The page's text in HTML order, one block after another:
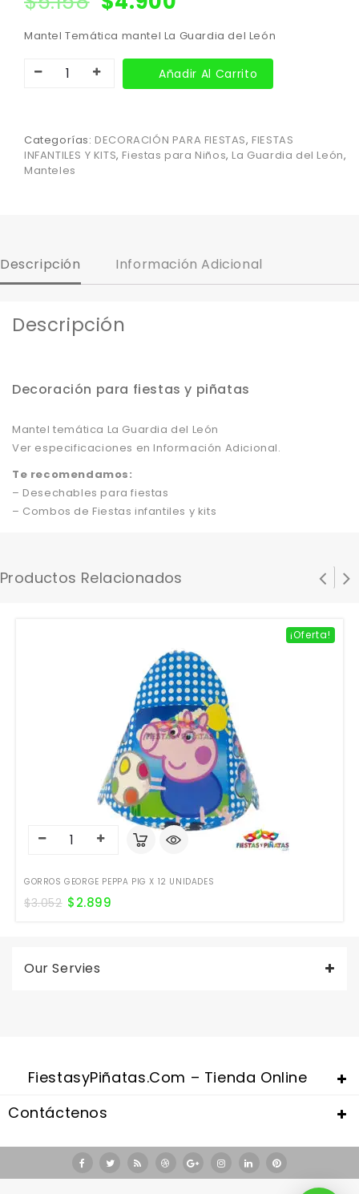
Mantel Temática mantel La Guardia del León
Añadir Al Carrito
Categorías: DECORACIÓN PARA FIESTAS, FIESTAS
INFANTILES Y KITS, Fiestas para Niños, La Guardia del León,
Manteles
Descripción Información Adicional
Descripción
Decoración para fiestas y piñatas
Mantel temática La Guardia del León
Ver especificaciones en Información Adicional.
Te recomendamos:
– Desechables para fiestas
– Combos de Fiestas infantiles y kits
Productos Relacionados
¡Oferta!
GORROS GEORGE PEPPA PIG X 12 UNIDADES
$3.052 $2.899
Our Servies
FiestasyPiñatas.com – Tienda Online
Contáctenos
Valentine's Day is coming, it's time to prepare all kinds of gifts,